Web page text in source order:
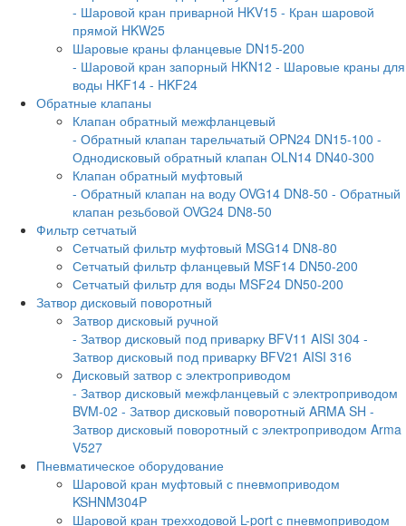
- Шаровой кран приварной HKV15 - Кран шаровой
прямой HKW25
Шаровые краны фланцевые DN15-200
- Шаровой кран запорный HKN12 - Шаровые краны для
воды HKF14 - HKF24
Обратные клапаны
Клапан обратный межфланцевый
- Обратный клапан тарельчатый OPN24 DN15-100 -
Однодисковый обратный клапан OLN14 DN40-300
Клапан обратный муфтовый
- Обратный клапан на воду OVG14 DN8-50 - Обратный
клапан резьбовой OVG24 DN8-50
Фильтр сетчатый
Сетчатый фильтр муфтовый MSG14 DN8-80
Сетчатый фильтр фланцевый MSF14 DN50-200
Сетчатый фильтр для воды MSF24 DN50-200
Затвор дисковый поворотный
Затвор дисковый ручной
- Затвор дисковый под приварку BFV11 AISI 304 -
Затвор дисковый под приварку BFV21 AISI 316
Дисковый затвор с электроприводом
- Затвор дисковый межфланцевый с электроприводом
BVM-02 - Затвор дисковый поворотный ARMA SH -
Затвор дисковый поворотный с электроприводом Arma
V527
Пневматическое оборудование
Шаровой кран муфтовый с пневмоприводом
KSHNM304P
Шаровой кран трехходовой L-port с пневмоприводом